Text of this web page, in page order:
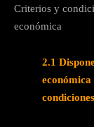
Criterios y
económica
2.1
económica